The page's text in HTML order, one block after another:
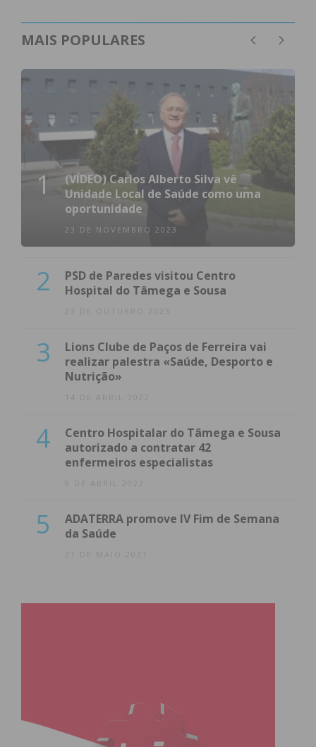
MAIS POPULARES
1
(VÍDEO) Carlos Alberto Silva vê
Unidade Local de Saúde como uma
oportunidade
23 DE NOVEMBRO 2023
2
PSD de Paredes visitou Centro
Hospital do Tâmega e Sousa
23 DE OUTUBRO 2023
3
Lions Clube de Paços de Ferreira vai
realizar palestra «Saúde, Desporto e
Nutrição»
14 DE ABRIL 2022
4
Centro Hospitalar do Tâmega e Sousa
autorizado a contratar 42
enfermeiros especialistas
8 DE ABRIL 2022
5
ADATERRA promove IV Fim de Semana
da Saúde
21 DE MAIO 2021